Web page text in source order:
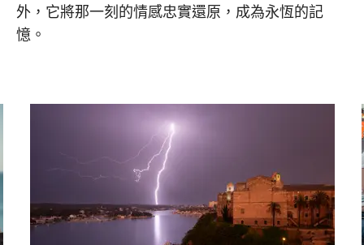
外，它將那一刻的情感忠實還原，成為永恆的記
憶。